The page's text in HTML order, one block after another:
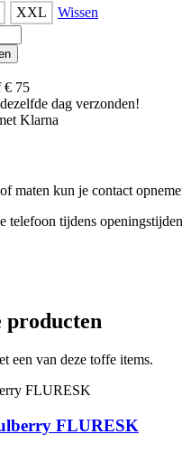
XXL
Wissen
€ 75
dag verzonden!
Klarna
maten kun je contact
telefoon tijdens
producten
een van deze toffe items.
FLURESK